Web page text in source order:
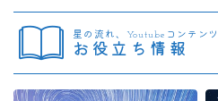
星の流れ、Youtubeコンテンツ
お役立ち情報